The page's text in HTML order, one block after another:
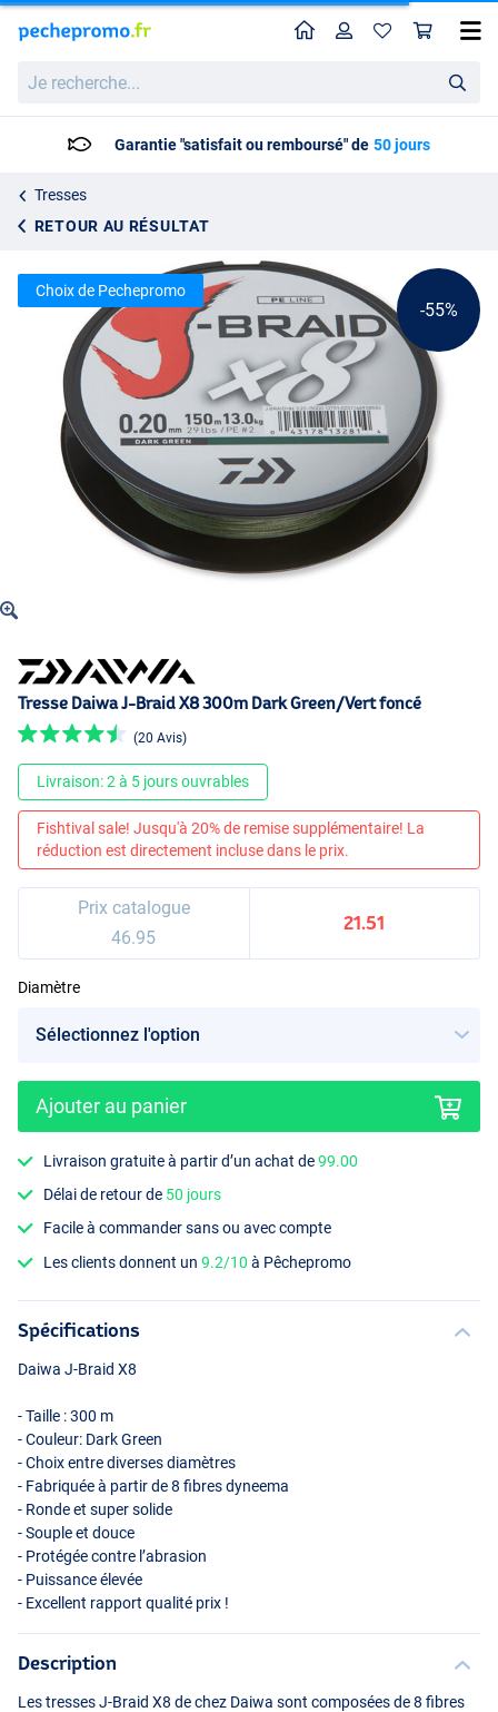
recherche...
HomeProfil
Garantie "satisfait ou remboursé" de 50 jours
Tresses
RETOUR AU RÉSULTAT
Tresse Daiwa J-Braid X8 300m Dark Green/Vert foncé
-55%
Choix de Pechepromo
Tresse Daiwa J-Braid X8 300m Dark Green/Vert foncé
(20 Avis)
Livraison: 2 à 5 jours ouvrables
Fishtival sale! Jusqu'à 20% de remise supplémentaire! La
réduction est directement incluse dans le prix.
Prix catalogue
46.95
21.51
Diamètre
Ajouter au panier
Livraison gratuite à partir d’un achat de99.00
Délai de retour de 50 jours
Facile à commander sans ou avec compte
Les clients donnent un9.2/10 à Pêchepromo
Spécifications
Daiwa J-Braid X8
- Taille : 300 m
- Couleur: Dark Green
- Choix entre diverses diamètres
- Fabriquée à partir de 8 fibres dyneema
- Ronde et super solide
- Souple et douce
- Protégée contre l’abrasion
- Puissance élevée
- Excellent rapport qualité prix !
Description
Les tresses J-Braid X8 de chez Daiwa sont composées de 8 fibres